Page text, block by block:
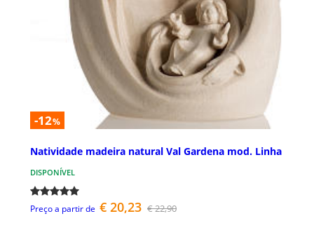
-12%
Natividade madeira natural Val Gardena mod. Linha
DISPONÍVEL
Preço a partir de € 20,23 € 22,90